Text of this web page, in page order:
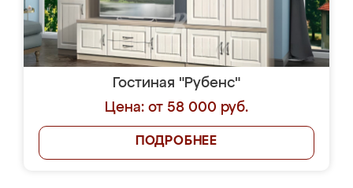
Гостиная "Рубенс"
Цена: от 58 000 руб.
ПОДРОБНЕЕ